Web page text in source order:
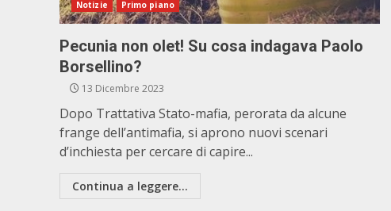
Notizie Primo piano
Pecunia non olet! Su cosa indagava Paolo
Borsellino?
13 Dicembre 2023
Dopo Trattativa Stato-mafia, perorata da alcune
frange dell’antimafia, si aprono nuovi scenari
d’inchiesta per cercare di capire...
Continua a leggere...